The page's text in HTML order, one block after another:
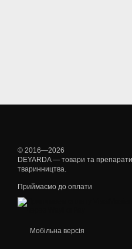
© 2016—2026
DEYARDA — товари та
тваринництва.
Приймаємо до оплати
Мобільна версія